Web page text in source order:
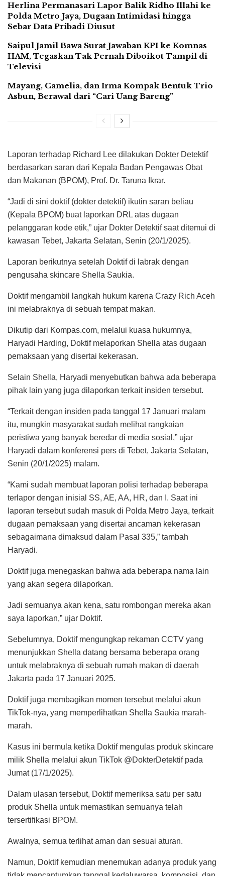
Herlina Permanasari Lapor Balik Ridho Illahi ke
Polda Metro Jaya, Dugaan Intimidasi hingga
Sebar Data Pribadi Diusut
Saipul Jamil Bawa Surat Jawaban KPI ke Komnas
HAM, Tegaskan Tak Pernah Diboikot Tampil di
Televisi
Mayang, Camelia, dan Irma Kompak Bentuk Trio
Asbun, Berawal dari “Cari Uang Bareng”
Laporan terhadap Richard Lee dilakukan Dokter Detektif
berdasarkan saran dari Kepala Badan Pengawas Obat
dan Makanan (BPOM), Prof. Dr. Taruna Ikrar.
“Jadi di sini doktif (dokter detektif) ikutin saran beliau
(Kepala BPOM) buat laporkan DRL atas dugaan
pelanggaran kode etik,” ujar Dokter Detektif saat ditemui di
kawasan Tebet, Jakarta Selatan, Senin (20/1/2025).
Laporan berikutnya setelah Doktif di labrak dengan
pengusaha skincare Shella Saukia.
Doktif mengambil langkah hukum karena Crazy Rich Aceh
ini melabraknya di sebuah tempat makan.
Dikutip dari Kompas.com, melalui kuasa hukumnya,
Haryadi Harding, Doktif melaporkan Shella atas dugaan
pemaksaan yang disertai kekerasan.
Selain Shella, Haryadi menyebutkan bahwa ada beberapa
pihak lain yang juga dilaporkan terkait insiden tersebut.
“Terkait dengan insiden pada tanggal 17 Januari malam
itu, mungkin masyarakat sudah melihat rangkaian
peristiwa yang banyak beredar di media sosial,” ujar
Haryadi dalam konferensi pers di Tebet, Jakarta Selatan,
Senin (20/1/2025) malam.
“Kami sudah membuat laporan polisi terhadap beberapa
terlapor dengan inisial SS, AE, AA, HR, dan I. Saat ini
laporan tersebut sudah masuk di Polda Metro Jaya, terkait
dugaan pemaksaan yang disertai ancaman kekerasan
sebagaimana dimaksud dalam Pasal 335,” tambah
Haryadi.
Doktif juga menegaskan bahwa ada beberapa nama lain
yang akan segera dilaporkan.
Jadi semuanya akan kena, satu rombongan mereka akan
saya laporkan,” ujar Doktif.
Sebelumnya, Doktif mengungkap rekaman CCTV yang
menunjukkan Shella datang bersama beberapa orang
untuk melabraknya di sebuah rumah makan di daerah
Jakarta pada 17 Januari 2025.
Doktif juga membagikan momen tersebut melalui akun
TikTok-nya, yang memperlihatkan Shella Saukia marah-
marah.
Kasus ini bermula ketika Doktif mengulas produk skincare
milik Shella melalui akun TikTok @DokterDetektif pada
Jumat (17/1/2025).
Dalam ulasan tersebut, Doktif memeriksa satu per satu
produk Shella untuk memastikan semuanya telah
tersertifikasi BPOM.
Awalnya, semua terlihat aman dan sesuai aturan.
Namun, Doktif kemudian menemukan adanya produk yang